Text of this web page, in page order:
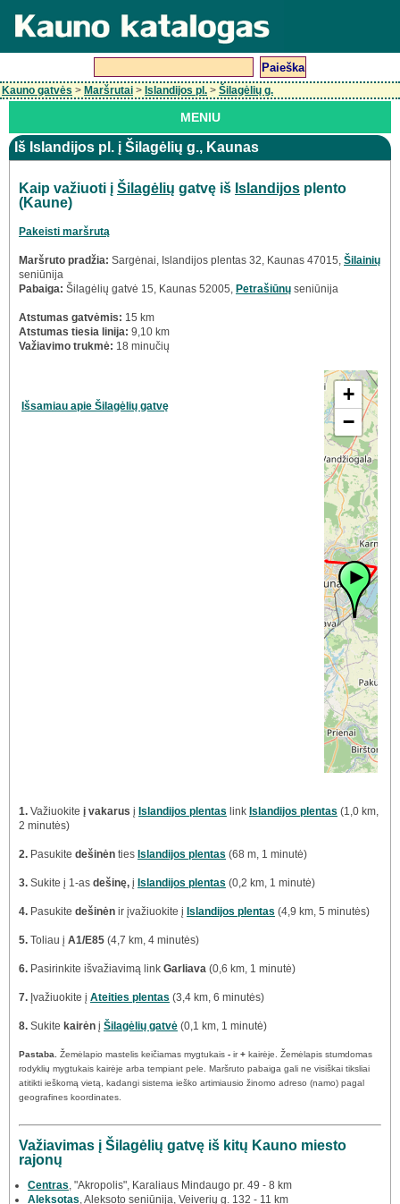
Kauno gatvės > Maršrutai > Islandijos pl. > Šilagėlių g.
MENIU
Iš Islandijos pl. į Šilagėlių g., Kaunas
Kaip važiuoti į Šilagėlių gatvę iš Islandijos plento
(Kaune)
Pakeisti maršrutą
Maršruto pradžia: Sargėnai, Islandijos plentas 32, Kaunas 47015, Šilainių
seniūnija
Pabaiga: Šilagėlių gatvė 15, Kaunas 52005, Petrašiūnų seniūnija
Atstumas gatvėmis: 15 km
Atstumas tiesia linija: 9,10 km
Važiavimo trukmė: 18 minučių
Išsamiau apie Šilagėlių gatvę
+
−
1. Važiuokite į vakarus į Islandijos plentas link Islandijos plentas (1,0 km,
2 minutės)
2. Pasukite dešinėn ties Islandijos plentas (68 m, 1 minutė)
3. Sukite į 1-as dešinę, į Islandijos plentas (0,2 km, 1 minutė)
4. Pasukite dešinėn ir įvažiuokite į Islandijos plentas (4,9 km, 5 minutės)
5. Toliau į A1/E85 (4,7 km, 4 minutės)
6. Pasirinkite išvažiavimą link Garliava (0,6 km, 1 minutė)
7. Įvažiuokite į Ateities plentas (3,4 km, 6 minutės)
8. Sukite kairėn į Šilagėlių gatvė (0,1 km, 1 minutė)
Pastaba. Žemėlapio mastelis keičiamas mygtukais - ir+ kairėje. Žemėlapis stumdomas
rodyklių mygtukais kairėje arba tempiant pele. Maršruto pabaiga gali ne visiškai tiksliai
atitikti ieškomą vietą, kadangi sistema ieško artimiausio žinomo adreso (namo) pagal
geografines koordinates.
Važiavimas į Šilagėlių gatvę iš kitų Kauno miesto
rajonų
Centras , "Akropolis", Karaliaus Mindaugo pr. 49 - 8 km
Aleksotas , Aleksoto seniūnija, Veiverių g. 132 - 11 km